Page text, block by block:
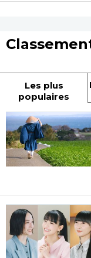
Les plus
populaires